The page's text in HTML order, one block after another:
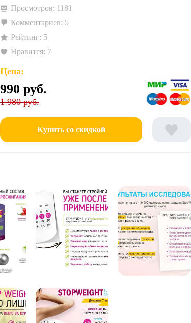
Просмотров: 1181
Комментариев: 5
Рейтинг: 5
Нравится: 7
Цена:
990 руб.
1 980 руб.
Купить со скидкой